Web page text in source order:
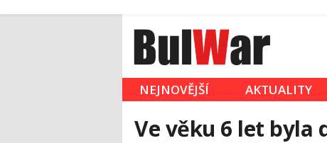
NEJNOVĚJŠÍ AKTUALITY
Ve věku 6 let byla